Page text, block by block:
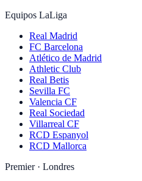
Equipos LaLiga
Real Madrid
FC Barcelona
Atlético de Madrid
Athletic Club
Real Betis
Sevilla FC
Valencia CF
Real Sociedad
Villarreal CF
RCD Espanyol
RCD Mallorca
Premier · Londres